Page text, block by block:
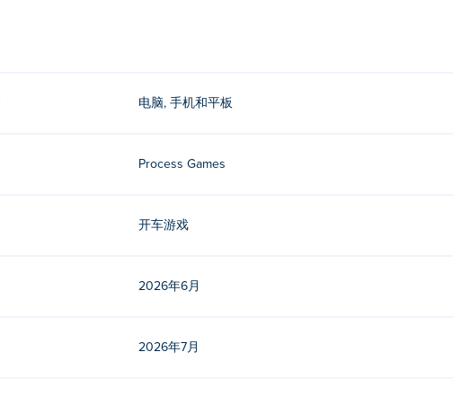
？
协议》？
电脑, 手机和平板
Process Games
开车游戏
2026年6月
2026年7月